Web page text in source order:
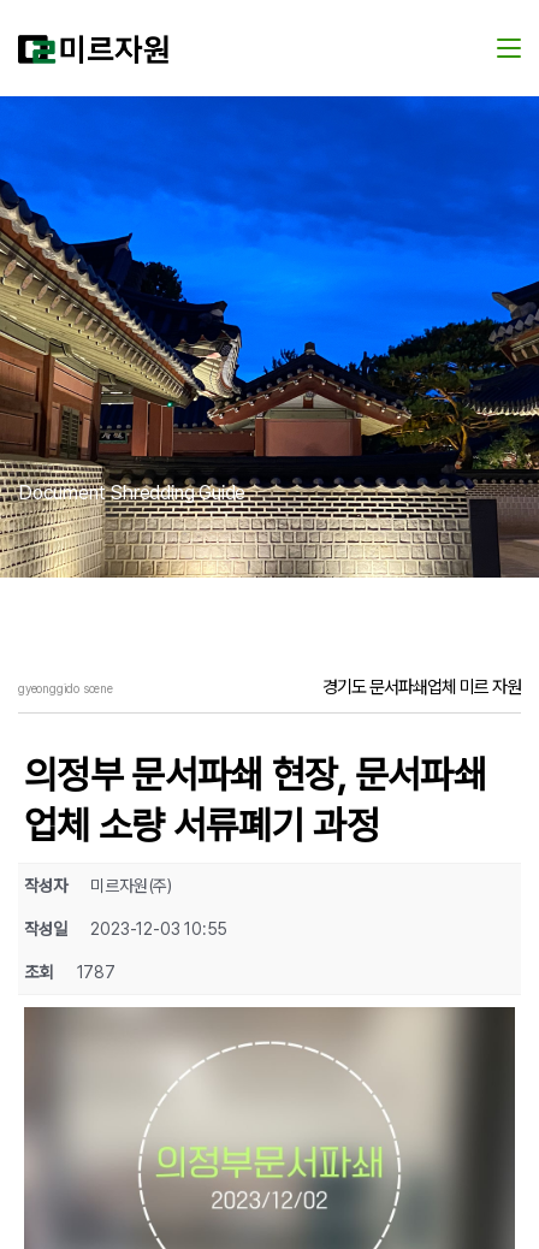
Document Shredding Guide
gyeonggido scene 경기도 문서파쇄업체 미르 자원
의정부 문서파쇄 현장, 문서파쇄
업체 소량 서류폐기 과정
작성자 미르자원(주)
작성일 2023-12-03 10:55
조회 1787